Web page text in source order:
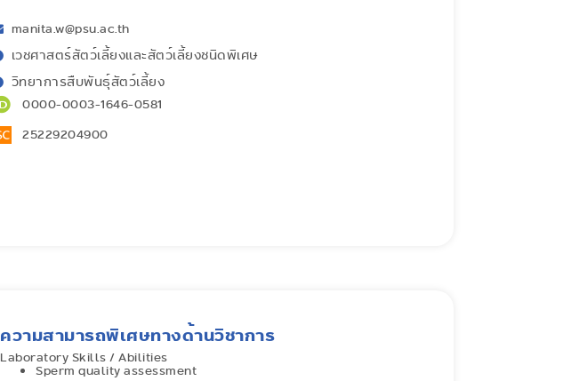
manita.w@psu.ac.th
เวชศาสตร์สัตว์เลี้ยงและสัตว์เลี้ยงชนิดพิเศษ
วิทยาการสืบพันธุ์สัตว์เลี้ยง
0000-0003-1646-0581
25229204900
ความสามารถพิเศษทางด้านวิชาการ
Laboratory Skills / Abilities
Sperm quality assessment